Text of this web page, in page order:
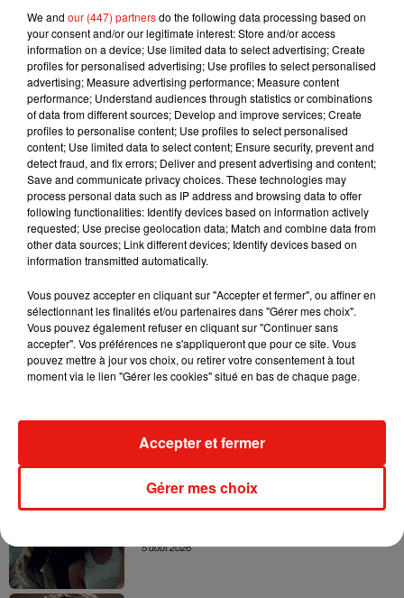
7 août 2026
Julien Lieb s’essaye à la vie de chatelain
dans son nouveau clip
7 août 2026
Madonna sort enfin le remix de « Love
Sensation » avec Kylie Minogue
7 août 2026
dansant de l’année
5 août 2026
We and our (447) partnersdo the following data processing based on
your consent and/or our legitimate interest: Store and/or access
information on a device; Use limited data to select advertising; Create
profiles for personalised advertising; Use profiles to select personalised
advertising; Measure advertising performance; Measure content
performance; Understand audiences through statistics or combinations
of data from different sources; Develop and improve services; Create
profiles to personalise content; Use profiles to select personalised
content; Use limited data to select content; Ensure security, prevent and
detect fraud, and fix errors; Deliver and present advertising and content;
Save and communicate privacy choices. These technologies may
process personal data such as IP address and browsing data to offer
following functionalities: Identify devices based on information actively
requested; Use precise geolocation data; Match and combine data from
other data sources; Link different devices; Identify devices based on
information transmitted automatically.
Vous pouvez accepter en cliquant sur "Accepter et fermer", ou affiner en
sélectionnant les finalités et/ou partenaires dans "Gérer mes choix".
Vous pouvez également refuser en cliquant sur "Continuer sans
accepter". Vos préférences ne s'appliqueront que pour ce site. Vous
pouvez mettre à jour vos choix, ou retirer votre consentement à tout
moment via le lien "Gérer les cookies" situé en bas de chaque page.
Gérer mes choix
Accepter et fermer